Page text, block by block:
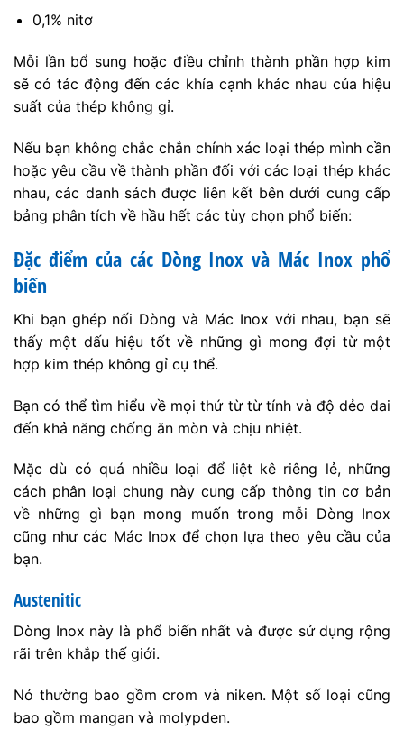
0,1% nitơ
Mỗi lần bổ sung hoặc điều chỉnh thành phần hợp kim
sẽ có tác động đến các khía cạnh khác nhau của hiệu
suất của thép không gỉ.
Nếu bạn không chắc chắn chính xác loại thép mình cần
hoặc yêu cầu về thành phần đối với các loại thép khác
nhau, các danh sách được liên kết bên dưới cung cấp
bảng phân tích về hầu hết các tùy chọn phổ biến:
Đặc điểm của các Dòng Inox và Mác Inox phổ
biến
Khi bạn ghép nối Dòng và Mác Inox với nhau, bạn sẽ
thấy một dấu hiệu tốt về những gì mong đợi từ một
hợp kim thép không gỉ cụ thể.
Bạn có thể tìm hiểu về mọi thứ từ từ tính và độ dẻo dai
đến khả năng chống ăn mòn và chịu nhiệt.
Mặc dù có quá nhiều loại để liệt kê riêng lẻ, những
cách phân loại chung này cung cấp thông tin cơ bản
về những gì bạn mong muốn trong mỗi Dòng Inox
cũng như các Mác Inox để chọn lựa theo yêu cầu của
bạn.
Austenitic
Dòng Inox này là phổ biến nhất và được sử dụng rộng
rãi trên khắp thế giới.
Nó thường bao gồm crom và niken. Một số loại cũng
bao gồm mangan và molypden.